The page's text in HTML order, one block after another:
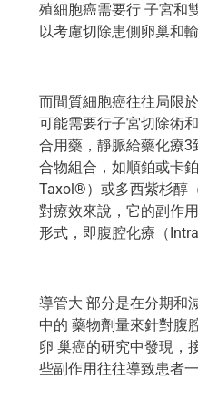
殖細胞癌需要行 子宮和
以考慮切除患側卵巢和
而間質細胞癌往往局限
可能需要行子宮切除術
合用藥，靜脈給藥化療
合物組合，如順鉑或卡
Taxol®）或多西紫杉醇
對療效來說，它的副作
形式，即腹腔化療（
導管大 部分是在分期和
中的 藥物劑量來針對腹
卵 巢癌的研究中發現，
些副作用往往導致患者